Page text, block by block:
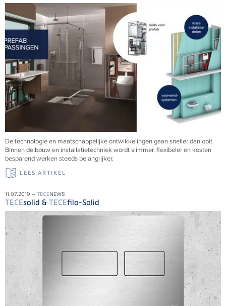
De technologie en maatschappelijke ontwikkelingen gaan sneller dan ooit.
Binnen de bouw en installatietechniek wordt slimmer, flexibeler en kosten
besparend werken steeds belangrijker.
LEES ARTIKEL
11.07.2019 – TECENEWS
TECEsolid & TECEfilo-Solid